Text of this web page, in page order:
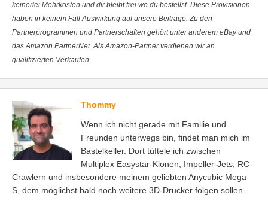
keinerlei Mehrkosten und dir bleibt frei wo du bestellst. Diese Provisionen
haben in keinem Fall Auswirkung auf unsere Beiträge. Zu den
Partnerprogrammen und Partnerschaften gehört unter anderem eBay und
das Amazon PartnerNet. Als Amazon-Partner verdienen wir an
qualifizierten Verkäufen.
Thommy
Wenn ich nicht gerade mit Familie und
Freunden unterwegs bin, findet man mich im
Bastelkeller. Dort tüftele ich zwischen
Multiplex Easystar-Klonen, Impeller-Jets, RC-
Crawlern und insbesondere meinem geliebten Anycubic Mega
S, dem möglichst bald noch weitere 3D-Drucker folgen sollen.